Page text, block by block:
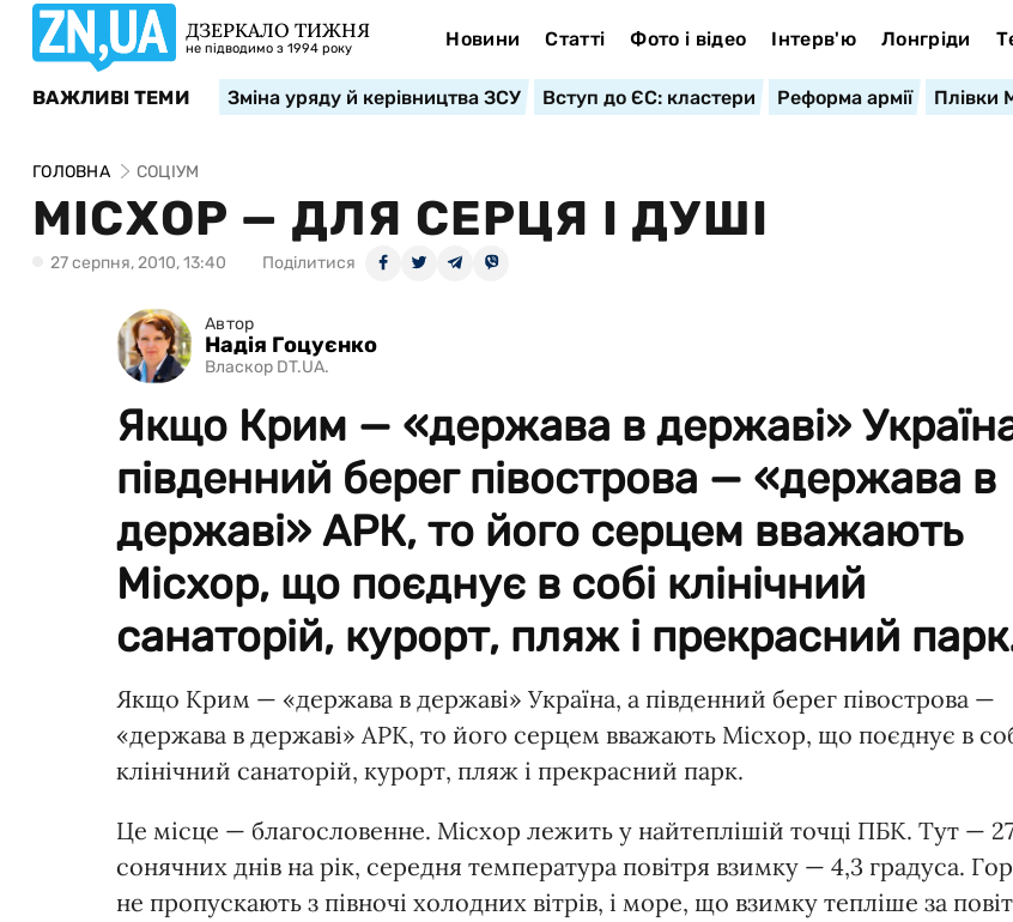
ДЗЕРКАЛО ТИЖНЯ
не підводимо з 1994 року Новини Статті Фото і відео Інтерв'ю Лонгріди
ВАЖЛИВІ ТЕМИ Зміна уряду й керівництва ЗСУ Вступ до ЄС: кластери Реформа армії Плівки
ГОЛОВНА СОЦІУМ
МІСХОР — ДЛЯ СЕРЦЯ І ДУШІ
27 серпня, 2010, 13:40 Поділитися
Автор
Надія Гоцуєнко
Власкор DT.UA.
Якщо Крим — «держава в державі»
південний берег півострова — «держава в
державі» АРК, то його серцем вважають
Місхор, що поєднує в собі клінічний
санаторій, курорт, пляж і прекрасний
Якщо Крим — «держава в державі» Україна, а південний берег півострова —
«держава в державі» АРК, то його серцем вважають Місхор, що поєднує в
клінічний санаторій, курорт, пляж і прекрасний парк.
Це місце — благословенне. Місхор лежить у найтеплішій точці ПБК. Тут —
сонячних днів на рік, середня температура повітря взимку — 4,3 градуса.
не пропускають з півночі холодних вітрів, і море, що взимку тепліше за